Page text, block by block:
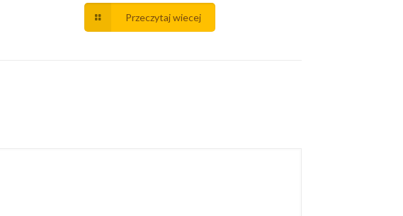
Przeczytaj wiecej